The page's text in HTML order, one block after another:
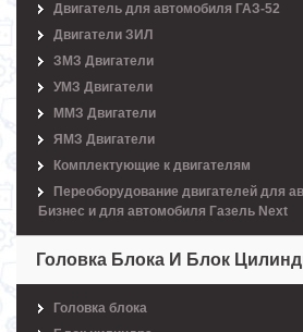
Двигатель для автомобиля ГАЗ-52
Двигатели ЗИЛ
ЗМЗ Двигатели
УМЗ Двигатели
ММЗ Двигатели
ЯМЗ Двигатели
Комплектующие к двигателям
Переоборудование двигателей для
Бизнес и для автомобиля Газель Next
Головка Блока И Блок
Головка блока